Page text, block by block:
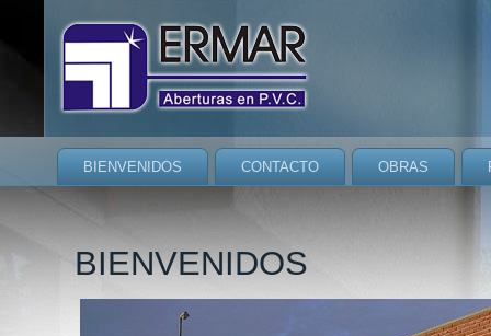
BIENVENIDOS CONTACTO OBRAS
BIENVENIDOS